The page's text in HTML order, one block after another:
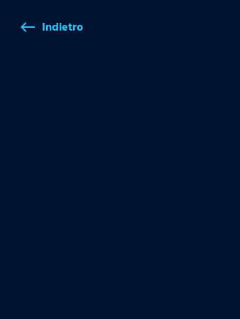
west Indietro